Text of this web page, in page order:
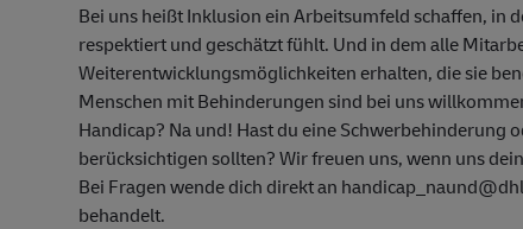
Bei uns heißt Inklusion ein Arbeitsumfeld schaffen, in
respektiert und geschätzt fühlt. Und in dem alle
Weiterentwicklungsmöglichkeiten erhalten, die sie
Menschen mit Behinderungen sind bei uns
Handicap? Na und! Hast du eine Schwerbehinderung
berücksichtigen sollten? Wir freuen uns, wenn uns
Bei Fragen wende dich direkt an
behandelt.